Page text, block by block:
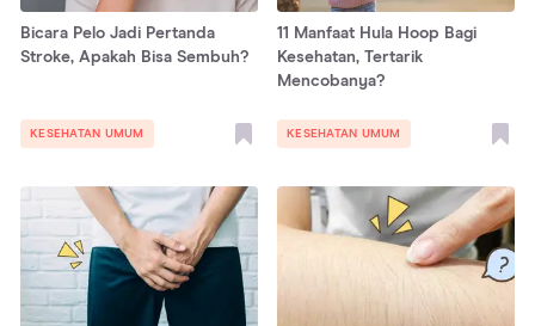
Bicara Pelo Jadi Pertanda
Stroke, Apakah Bisa Sembuh?
KESEHATAN UMUM
11 Manfaat Hula Hoop Bagi
Kesehatan, Tertarik
Mencobanya?
KESEHATAN UMUM